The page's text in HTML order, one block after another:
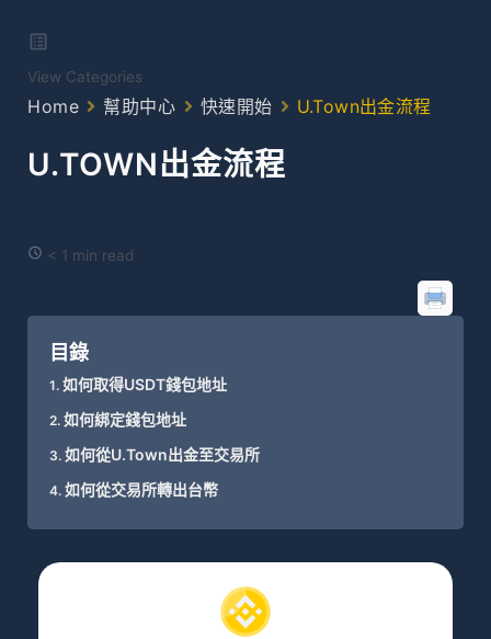
View Categories
Home 幫助中心 快速開始 U.Town出金流程
U.TOWN出金流程
< 1 min read
目錄
如何取得USDT錢包地址
如何綁定錢包地址
如何從U.Town出金至交易所​
如何從交易所轉出台幣​